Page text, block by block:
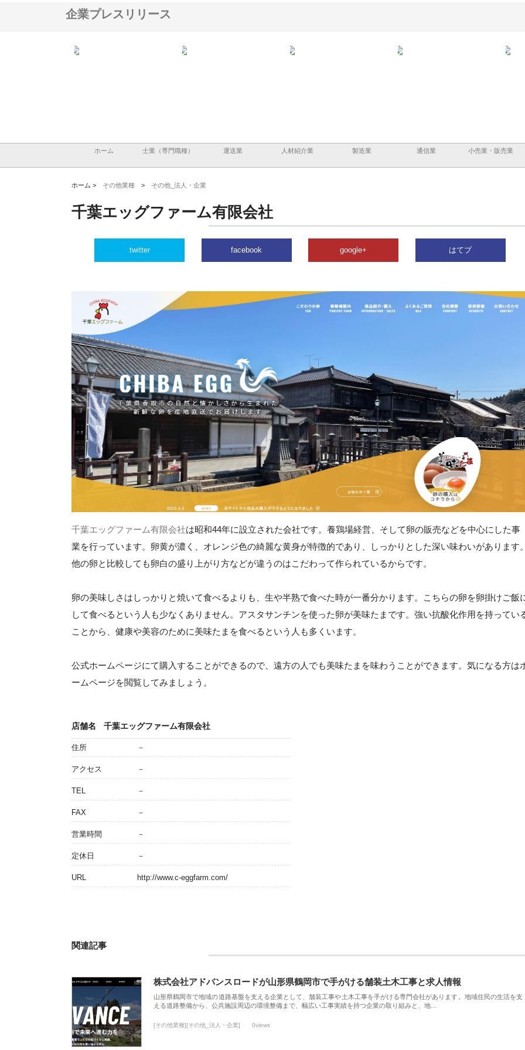
企業プレスリリース
ホーム 士業（専門職種） 運送業 人材紹介業 製造業 通信業 小売業・販売業
ホーム > その他業種 > その他_法人・企業
千葉エッグファーム有限会社
twitter facebook google+ はてブ
千葉エッグファーム有限会社は昭和44年に設立された会社です。養鶏場経営、そして卵の販売などを中心にした事
業を行っています。卵黄が濃く、オレンジ色の綺麗な黄身が特徴的であり、しっかりとした深い味わいがあります。
他の卵と比較しても卵白の盛り上がり方などが違うのはこだわって作られているからです。
卵の美味しさはしっかりと焼いて食べるよりも、生や半熟で食べた時が一番分かります。こちらの卵を卵掛けご飯
して食べるという人も少なくありません。アスタサンチンを使った卵が美味たまです。強い抗酸化作用を持ってい
ことから、健康や美容のために美味たまを食べるという人も多くいます。
公式ホームページにて購入することができるので、遠方の人でも美味たまを味わうことができます。気になる方は
ームページを閲覧してみましょう。
店舗名 千葉エッグファーム有限会社
住所 －
アクセス －
TEL －
FAX －
営業時間 －
定休日 －
URL http://www.c-eggfarm.com/
関連記事
株式会社アドバンスロードが山形県鶴岡市で手がける舗装土木工事と求人情報
山形県鶴岡市で地域の道路基盤を支える企業として、舗装工事や土木工事を手がける専門会社があります。地域住民の生活を支
える道路整備から、公共施設周辺の環境整備まで、幅広い工事実績を持つ企業の取り組みと、地…
[その他業種][その他_法人・企業] 0views